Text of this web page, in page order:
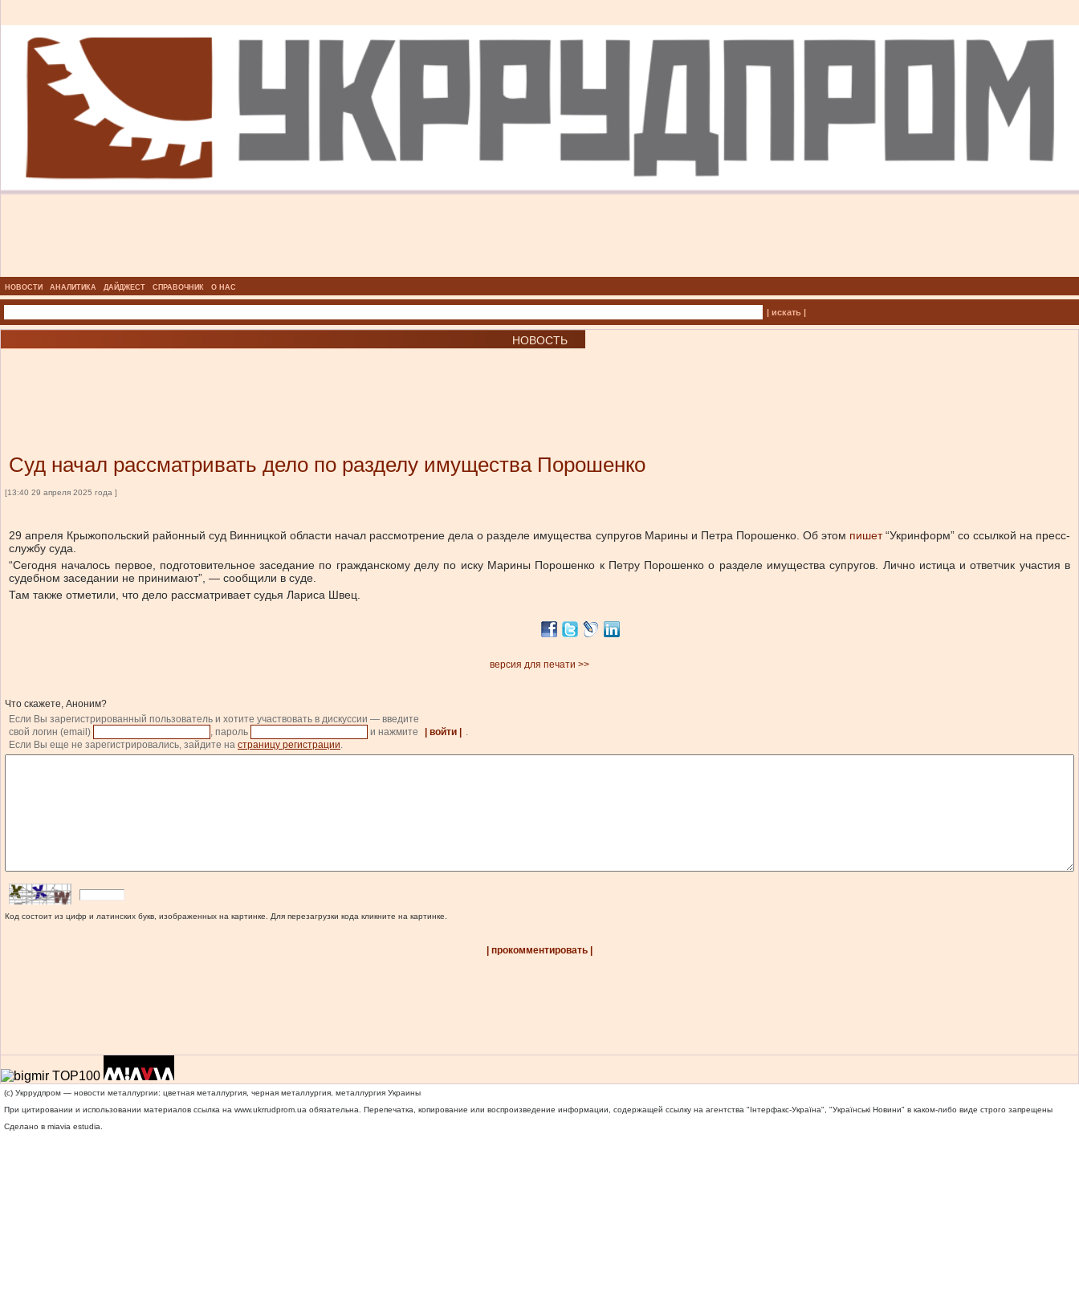
НОВОСТИ АНАЛИТИКА ДАЙДЖЕСТ СПРАВОЧНИК О НАС
| искать |
НОВОСТЬ
Суд начал рассматривать дело по разделу имущества Порошенко
[13:40 29 апреля 2025 года ]
29 апреля Крыжопольский районный суд Винницкой области начал рассмотрение дела о разделе имущества супругов Марины и Петра Порошенко. Об этом пишет“Укринформ” со ссылкой на пресс-
службу суда.
“Сегодня началось первое, подготовительное заседание по гражданскому делу по иску Марины Порошенко к ПетруПорошенкоо разделе имущества супругов. Лично истица и ответчик участия в
судебном заседании не принимают”, — сообщили в суде.
Там также отметили, что дело рассматривает судья Лариса Швец.
версия для печати >>
Что скажете, Аноним?
Если Вы зарегистрированный пользователь и хотите участвовать в дискуссии — введите
свой логин (email)
, пароль и нажмите | войти |
.
Если Вы еще не зарегистрировались, зайдите на страницу регистрации.
Код состоит из цифр и латинских букв, изображенных на картинке. Для перезагрузки кода кликните на картинке.
| прокомментировать |
(c) Укррудпром — новости металлургии: цветная металлургия, черная металлургия, металлургия Украины
При цитировании и использовании материалов ссылка на www.ukrrudprom.ua обязательна. Перепечатка, копирование или воспроизведение информации, содержащей ссылку на агентства "Iнтерфакс-Україна", "Українськi Новини" в каком-либо виде строго запрещены
Сделано в miavia estudia.